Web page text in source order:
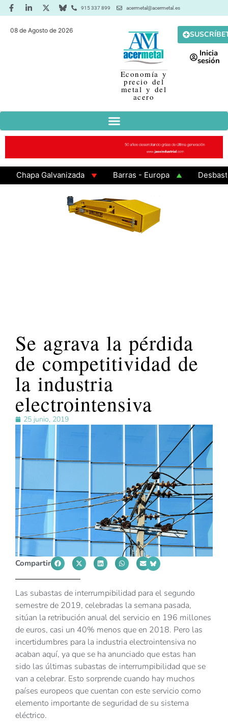
915 337 899 acermetal@acermetal.es
08 de Agosto de 2026
Economía y
precio del
metal y del
acero
Inicia
sesión
Galvanizada Barras - Europa
Desbaste -
Se agrava la pérdida
de competitividad de
la industria
electrointensiva
25 junio, 2019
Compartir
Las subastas de interrumpibilidad para el segundo
semestre de 2019, celebradas la semana pasada,
sitúan la retribución anual del servicio en 196 millones
de euros, casi un 40% menos que en 2018. Pero las
incertidumbres para la industria electrointensiva no
acaban aquí, ya que se ha anunciado que estas han
sido las últimas subastas de interrumpibilidad que se
van a celebrar. Esto sorprende cuando hay muchos
países europeos que cuentan con este servicio como
elemento importante de seguridad de su sistema
eléctrico.